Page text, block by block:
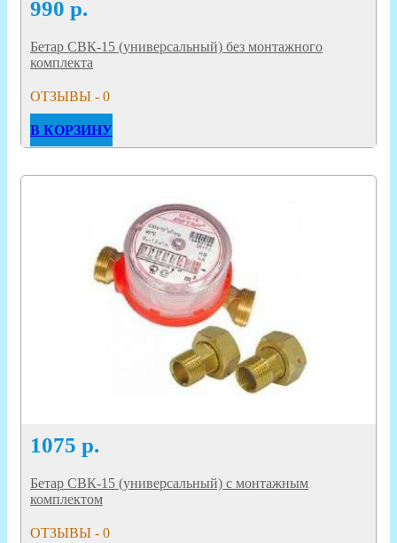
990 р.
Бетар СВК-15 (универсальный) без монтажного
комплекта
ОТЗЫВЫ - 0
В КОРЗИНУ
1075 р.
Бетар СВК-15 (универсальный) с монтажным
комплектом
ОТЗЫВЫ - 0